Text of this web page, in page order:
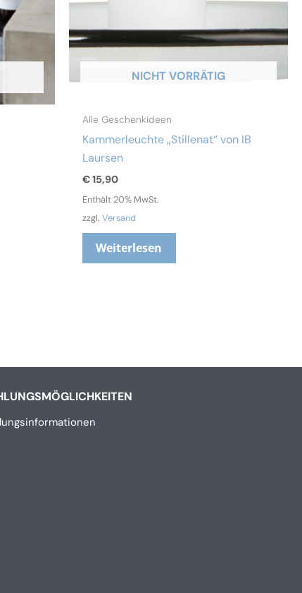
NICHT VORRÄTIG
Alle Geschenkideen
Kammerleuchte „Stillenat“ von IB
Laursen
€15,90
Enthält 20% MwSt.
zzgl.Versand
Weiterlesen